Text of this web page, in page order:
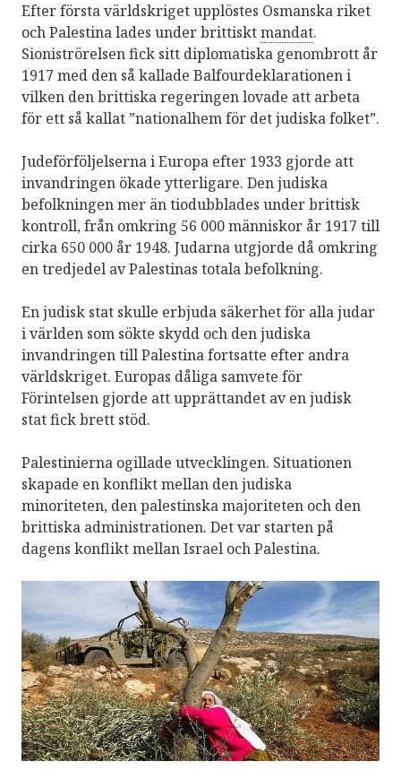
Efter första världskriget upplöstes Osmanska riket
och Palestina lades under brittisktmandat.
Sioniströrelsen fick sitt diplomatiska genombrott år
1917 med den så kallade Balfourdeklarationen i
vilken den brittiska regeringen lovade att arbeta
för ett så kallat ”nationalhem för det judiska folket”.
Judeförföljelserna i Europa efter 1933 gjorde att
invandringen ökade ytterligare. Den judiska
befolkningen mer än tiodubblades under brittisk
kontroll, från omkring 56 000 människor år 1917 till
cirka 650 000 år 1948. Judarna utgjorde då omkring
en tredjedel av Palestinas totala befolkning.
En judisk stat skulle erbjuda säkerhet för alla judar
i världen som sökte skydd och den judiska
invandringen till Palestina fortsatte efter andra
världskriget. Europas dåliga samvete för
Förintelsen gjorde att upprättandet av en judisk
stat fick brett stöd.
Palestinierna ogillade utvecklingen. Situationen
skapade en konflikt mellan den judiska
minoriteten, den palestinska majoriteten och den
brittiska administrationen. Det var starten på
dagens konflikt mellan Israel och Palestina.